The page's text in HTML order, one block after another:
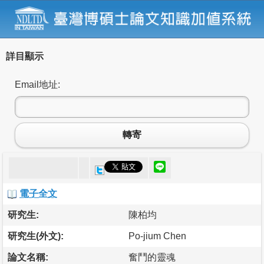
詳目顯示
Email地址:
轉寄
電子全文
研究生: 陳柏均
研究生(外文): Po-jium Chen
論文名稱: 奮鬥的靈魂